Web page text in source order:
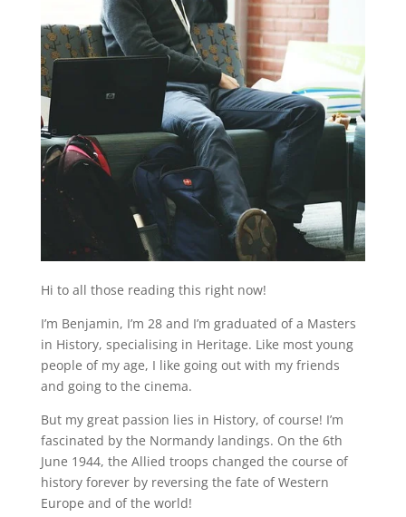
Hi to all those reading this right now!
I’m Benjamin, I’m 28 and I’m graduated of a Masters
in History, specialising in Heritage. Like most young
people of my age, I like going out with my friends
and going to the cinema.
But my great passion lies in History, of course! I’m
fascinated by the Normandy landings. On the 6th
June 1944, the Allied troops changed the course of
history forever by reversing the fate of Western
Europe and of the world!